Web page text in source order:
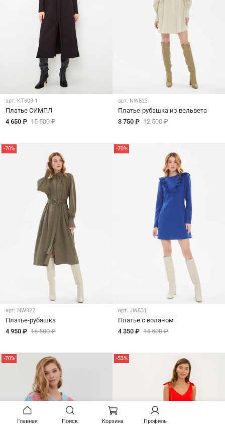
арт. KT808-1
Платье СИМПЛ
4 650 ₽ 15 500 ₽
арт. NW823
Платье-рубашка из вельвета
3 750 ₽ 12 500 ₽
-70%
арт. NW822
Платье-рубашка
4 950 ₽ 16 500 ₽
-70%
арт.JW831
Платье с воланом
4 350 ₽ 14 500 ₽
-70% -53%
Главная Поиск Корзина Профиль